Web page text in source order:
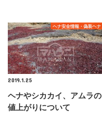
ヘナ安全情報・偽装ヘナ
2019.1.25
ヘナやシカカイ、アムラの
値上がりについて